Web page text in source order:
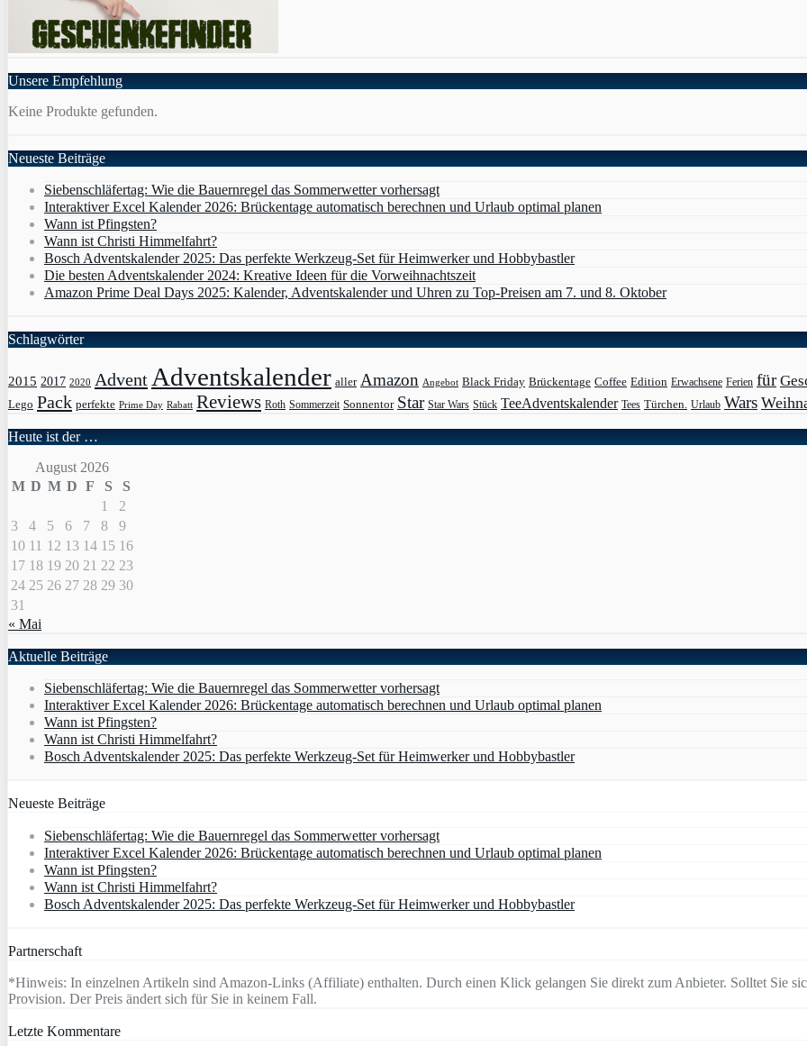
Unsere Empfehlung
Keine Produkte gefunden.
Neueste Beiträge
Siebenschläfertag: Wie die Bauernregel das Sommerwetter vorhersagt
Interaktiver Excel Kalender 2026: Brückentage automatisch berechnen und Urlaub optimal planen
Wann ist Pfingsten?
Wann ist Christi Himmelfahrt?
Bosch Adventskalender 2025: Das perfekte Werkzeug-Set für Heimwerker und Hobbybastler
Die besten Adventskalender 2024: Kreative Ideen für die Vorweihnachtszeit
Amazon Prime Deal Days 2025: Kalender, Adventskalender und Uhren zu Top-Preisen am 7. und 8. Oktober
Schlagwörter
2015 2017 2020 AdventAdventskalender aller Amazon Angebot Black Friday Brückentage Coffee Edition Erwachsene Ferien für
Lego Pack perfekte Prime Day Rabatt Reviews Roth Sommerzeit Sonnentor Star Star Wars Stück TeeAdventskalender Tees Türchen. Urlaub Wars
Heute ist der …
August 2026
M D M D F S
S
1
2
3
4 5 6 7 8
9
10 11 12 13 14 15 16
17 18 19 20 21 22 23
24 25 26 27 28 29 30
31
« Mai
Aktuelle Beiträge
Siebenschläfertag: Wie die Bauernregel das Sommerwetter vorhersagt
Interaktiver Excel Kalender 2026: Brückentage automatisch berechnen und Urlaub optimal planen
Wann ist Pfingsten?
Wann ist Christi Himmelfahrt?
Bosch Adventskalender 2025: Das perfekte Werkzeug-Set für Heimwerker und Hobbybastler
Neueste Beiträge
Siebenschläfertag: Wie die Bauernregel das Sommerwetter vorhersagt
Interaktiver Excel Kalender 2026: Brückentage automatisch berechnen und Urlaub optimal planen
Wann ist Pfingsten?
Wann ist Christi Himmelfahrt?
Bosch Adventskalender 2025: Das perfekte Werkzeug-Set für Heimwerker und Hobbybastler
Partnerschaft
*Hinweis: In einzelnen Artikeln sind Amazon-Links (Affiliate) enthalten. Durch einen Klick gelangen Sie direkt zum Anbieter. Solltet Sie
Provision. Der Preis ändert sich für Sie in keinem Fall.
Letzte Kommentare